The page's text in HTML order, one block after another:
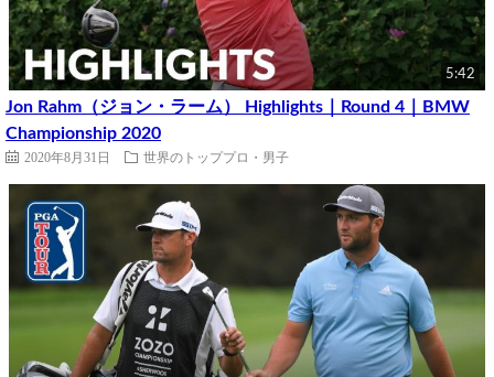
5:42
Jon Rahm（ジョン・ラーム） Highlights｜Round 4｜BMW
Championship 2020
2020年8月31日 世界のトッププロ・男子